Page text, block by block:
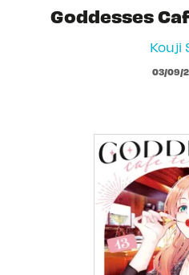
Goddesses
Kouji
03/09/